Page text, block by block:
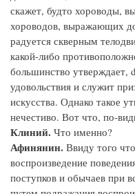
скажет, будто хороводы,
хороводов, выражающих
радуется скверным
какой-либо
большинство утверждает,
удовольствия и служит
искусства. Однако такое
нечестиво. Вот что, по-
Клиний. Что именно?
Афинянин. Ввиду того
воспроизведение
поступков и обычаев при